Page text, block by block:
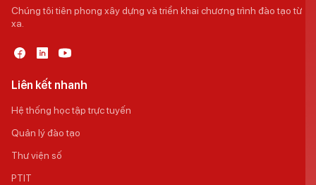
Chúng tôi tiên phong xây dựng và triển khai chương trình đào tạo từ
xa.
Liên kết nhanh
Hệ thống học tập trực tuyến
Quản lý đào tạo
Thư viện số
PTIT